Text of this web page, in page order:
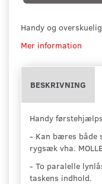
Handy og
Mer information
BESKRIVNING
Handy
- Kan bæres både
rygsæk vha.
- To paralelle
taskens indhold.